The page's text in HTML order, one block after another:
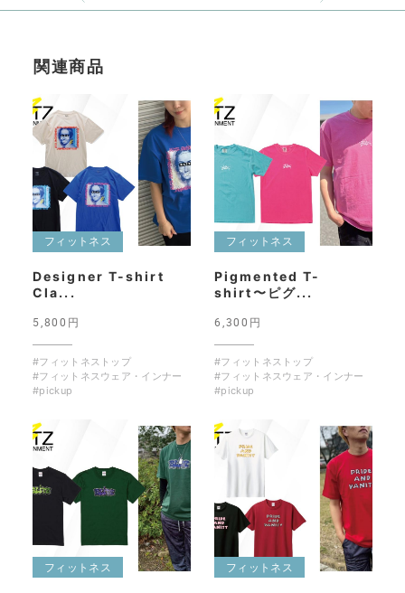
関連商品
フィットネス
Designer T-shirt
Cla...
5,800円
#フィットネストップ
#フィットネスウェア・インナー
#pickup
フィットネス
Pigmented T-
shirt〜ピグ...
6,300円
#フィットネストップ
#フィットネスウェア・インナー
#pickup
フィットネス フィットネス